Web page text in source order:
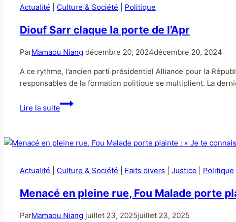
Actualité Culture & Société Politique
Diouf Sarr claque la porte de l’Apr
ParMamaou Niang décembre 20, 2024décembre 20, 2024
A ce rythme, l’ancien parti présidentiel Alliance pour la
responsables de la formation politique se multiplient. La
Lire la suite
Actualité Culture & Société Faits divers Justice Politique
Menacé en pleine rue, Fou Malade porte
ParMamaou Niang juillet 23, 2025juillet 23, 2025